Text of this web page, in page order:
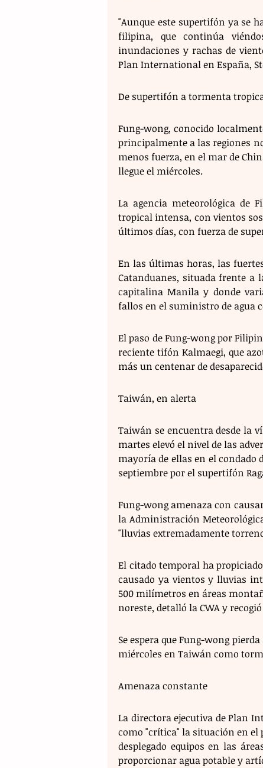
"Aunque este supertifón ya se
filipina, que continúa
inundaciones y rachas de
Plan International en España,
De supertifón a tormenta
Fung-wong, conocido
principalmente a las regiones
menos fuerza, en el mar de
llegue el miércoles.
La agencia meteorológica de
tropical intensa, con vientos
últimos días, con fuerza de
En las últimas horas, las
Catanduanes, situada frente a
capitalina Manila y donde
fallos en el suministro de agua
El paso de Fung-wong por
reciente tifón Kalmaegi, que
más un centenar de
Taiwán, en alerta
Taiwán se encuentra desde la
martes elevó el nivel de las
mayoría de ellas en el condado
septiembre por el supertifón
Fung-wong amenaza con
la Administración
"lluvias extremadamente
El citado temporal ha
causado ya vientos y lluvias
500 milímetros en áreas
noreste, detalló la CWA y
Se espera que Fung-wong
miércoles en Taiwán como
Amenaza constante
La directora ejecutiva de Plan
como "crítica" la situación en el
desplegado equipos en las
proporcionar agua potable y